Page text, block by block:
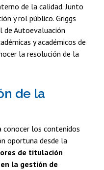
de la calidad. Junto
y rol público. Griggs
de Autoevaluación
y académicos de
la resolución de la
de la
conocer los contenidos
oportuna desde la
de titulación
la gestión de